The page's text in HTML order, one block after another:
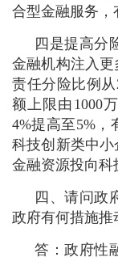
合型金融服务，
四是提高分
金融机构注入
责任分险比例
额上限由1000
4%提高至5%，
科技创新类中
金融资源投向科
四、请问政
政府有何措施推
答：政府性